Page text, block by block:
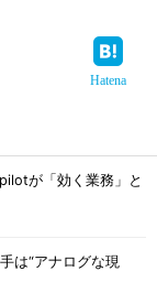
Hatena
が「効く業務」と
は“アナログな現